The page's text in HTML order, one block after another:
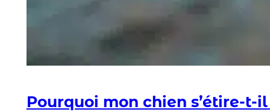
Pourquoi mon chien s’étire-t-